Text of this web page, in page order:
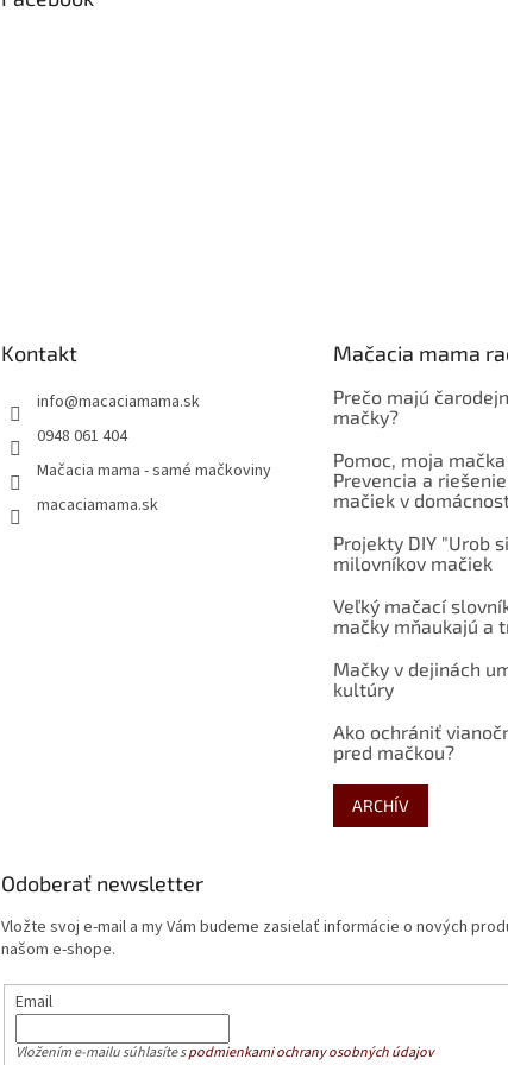
Kontakt
info@macaciamama.sk
0948 061 404
Mačacia mama - samé mačkoviny
macaciamama.sk
Mačacia mama
Prečo majú
mačky?
Pomoc, moja
Prevencia a
mačiek v
Projekty DIY "Urob
milovníkov mačiek
Veľký mačací
mačky mňaukajú a
Mačky v dejinách
kultúry
Ako ochrániť
pred mačkou?
ARCHÍV
Odoberať newsletter
Vložte svoj e-mail a my Vám budeme zasielať informácie o nových
našom e-shope.
Email
Vložením e-mailu súhlasíte spodmienkami ochrany osobných údajov